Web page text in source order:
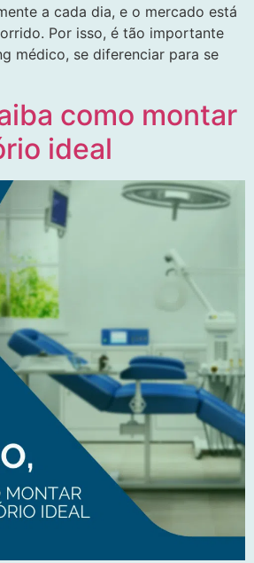
a cada dia, e o mercado está
Por isso, é tão importante
médico, se diferenciar para se
como montar
ideal